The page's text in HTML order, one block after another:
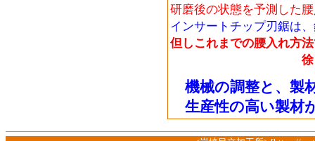
研磨後の状態を予測した
インサートチップ刃鋸は
但しこれまでの腰入れ方
徐々に腰の幅が
機械の調整と、製
生産性の高い製材